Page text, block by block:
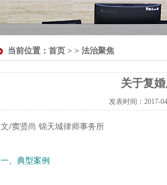
当前位置： 首页 > > 法治聚焦
关于复
发表时间： 2017-
文/窦贤尚 锦天城律师事务所
一、典型案例